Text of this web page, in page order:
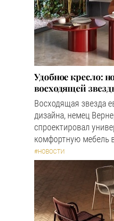
Удобное кресло:
восходящей
Восходящая звезда
дизайна, немец
спроектировал
комфортную мебель
#НОВОСТИ